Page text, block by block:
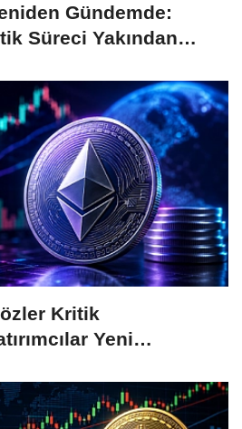
Gündemde:
Süreci Yakından
Kritik
Yeni